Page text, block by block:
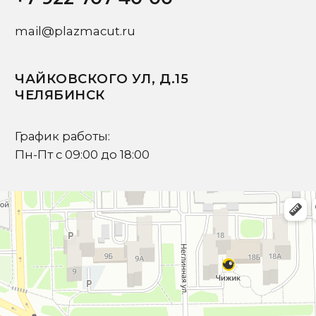
Я подтверждаю ознакомление с Политикойи даю
Согласие на обработку персональных данных